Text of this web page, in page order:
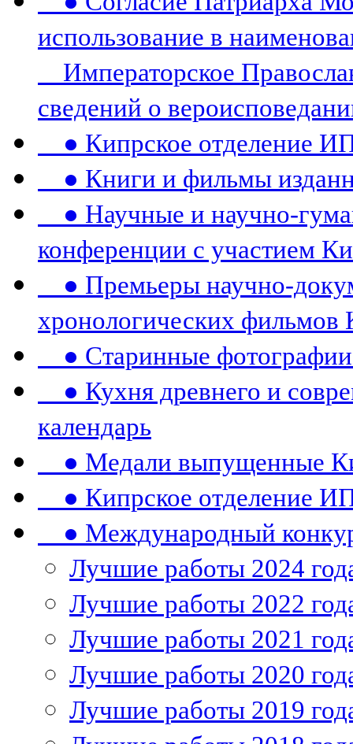
использование в
Императорское
сведений о
● Кипрское отделение
● Книги и фильмы
● Научные и научно-
конференции c участием
● Премьеры научно-
хронологических
● Старинные
● Кухня древнего и
календарь
● Медали выпущенные
● Кипрское отделение
● Международный
Лучшие работы 2024
Лучшие работы 2022
Лучшие работы 2021
Лучшие работы 2020
Лучшие работы 2019